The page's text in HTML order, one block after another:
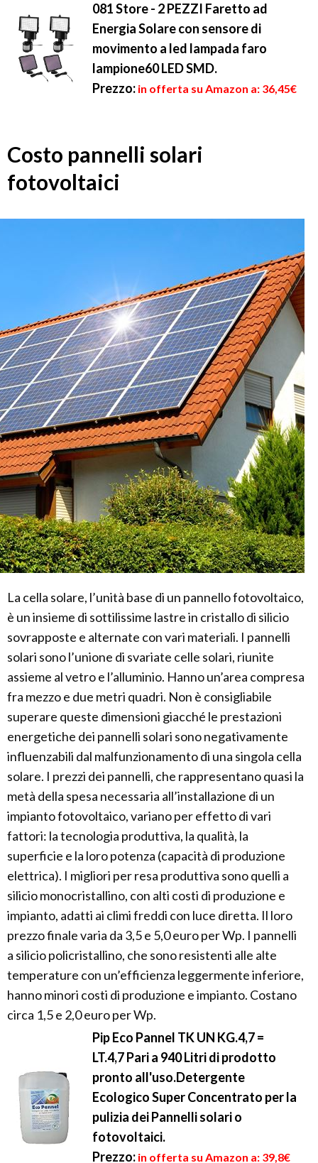
081 Store - 2 PEZZI Faretto ad
Energia Solare con sensore di
movimento a led lampada faro
lampione60 LED SMD.
Prezzo: in offerta su Amazon a: 36,45€
Costo pannelli solari
fotovoltaici
La cella solare, l’unità base di un pannello fotovoltaico,
è un insieme di sottilissime lastre in cristallo di silicio
sovrapposte e alternate con vari materiali. I pannelli
solari sono l’unione di svariate celle solari, riunite
assieme al vetro e l’alluminio. Hanno un’area compresa
fra mezzo e due metri quadri. Non è consigliabile
superare queste dimensioni giacché le prestazioni
energetiche dei pannelli solari sono negativamente
influenzabili dal malfunzionamento di una singola cella
solare. I prezzi dei pannelli, che rappresentano quasi la
metà della spesa necessaria all’installazione di un
impianto fotovoltaico, variano per effetto di vari
fattori: la tecnologia produttiva, la qualità, la
superficie e la loro potenza (capacità di produzione
elettrica). I migliori per resa produttiva sono quelli a
silicio monocristallino, con alti costi di produzione e
impianto, adatti ai climi freddi con luce diretta. Il loro
prezzo finale varia da 3,5 e 5,0 euro per Wp. I pannelli
a silicio policristallino, che sono resistenti alle alte
temperature con un’efficienza leggermente inferiore,
hanno minori costi di produzione e impianto. Costano
circa 1,5 e 2,0 euro per Wp.
Pip Eco Pannel TK UN KG.4,7 =
LT.4,7 Pari a 940 Litri di prodotto
pronto all'uso.Detergente
Ecologico Super Concentrato per la
pulizia dei Pannelli solari o
fotovoltaici.
Prezzo: in offerta su Amazon a: 39,8€